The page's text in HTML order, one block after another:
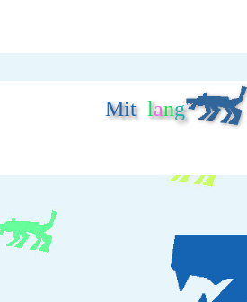
Mitlang